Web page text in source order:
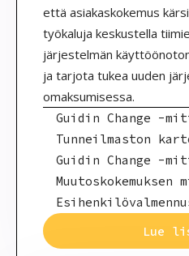
että asiakaskokemus
työkaluja keskustella
järjestelmän
ja tarjota tukea uuden
omaksumisessa.
Guidin Change -
Tunneilmaston
Guidin Change -
Muutoskokemuksen
Lue